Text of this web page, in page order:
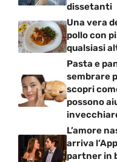
dissetanti
Una vera
pollo con
qualsiasi
Pasta e
sembrare
scopri
possono
L’amore
arriva
partner in